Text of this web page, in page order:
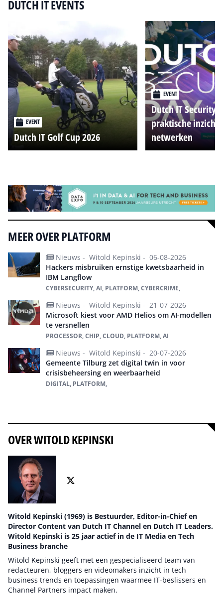
DUTCH IT EVENTS
EVENT
Dutch IT Golf Cup 2026
EVENT
Dutch IT Security
praktische
netwerken
MEER OVER PLATFORM
Nieuws - Witold Kepinski - 06-08-2026
Hackers misbruiken ernstige kwetsbaarheid in
IBM Langflow
CYBERSECURITY, AI, PLATFORM, CYBERCRIME,
Nieuws - Witold Kepinski - 21-07-2026
Microsoft kiest voor AMD Helios om AI-modellen
te versnellen
PROCESSOR, CHIP, CLOUD, PLATFORM, AI
Nieuws - Witold Kepinski - 20-07-2026
Gemeente Tilburg zet digital twin in voor
crisisbeheersing en weerbaarheid
DIGITAL, PLATFORM,
OVER WITOLD KEPINSKI
Witold Kepinski (1969) is Bestuurder, Editor-in-Chief en
Director Content van Dutch IT Channel en Dutch IT Leaders.
Witold Kepinski is 25 jaar actief in de IT Media en Tech
Business branche
Witold Kepinski geeft met een gespecialiseerd team van
redacteuren, bloggers en videomakers inzicht in tech
business trends en toepassingen waarmee IT-beslissers en
Channel Partners impact maken.